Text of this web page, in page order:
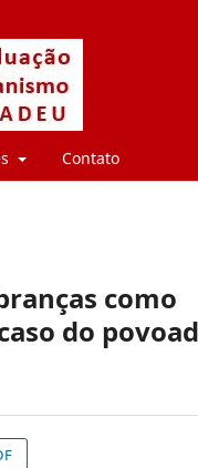
Contato
como
do